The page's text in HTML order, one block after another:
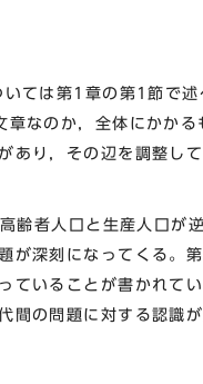
ては第1章の第1節で述
章なのか，全体にかかる
あり，その辺を調整し
者人口と生産人口が逆
が深刻になってくる。
ていることが書かれて
間の問題に対する認識